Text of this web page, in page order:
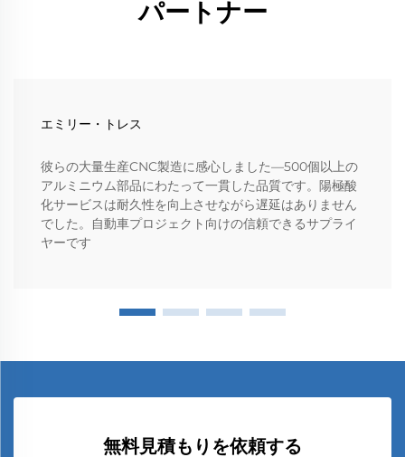
パートナー
エミリー・トレス
彼らの大量生産CNC製造に感心しました—500個以上の
アルミニウム部品にわたって一貫した品質です。陽極酸
化サービスは耐久性を向上させながら遅延はありません
でした。自動車プロジェクト向けの信頼できるサプライ
ヤーです
無料見積もりを依頼する